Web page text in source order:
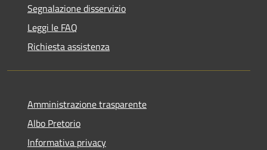
Segnalazione disservizio
Leggi le FAQ
Richiesta assistenza
Amministrazione trasparente
Albo Pretorio
Informativa privacy